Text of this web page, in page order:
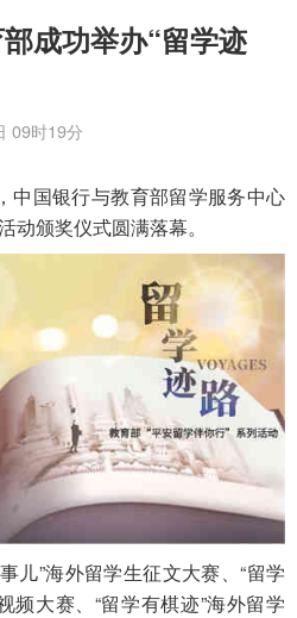
成功举办“留学迹
09时19分
中国银行与教育部留学服务中心
动颁奖仪式圆满落幕。
儿”海外留学生征文大赛、“留学
频大赛、“留学有棋迹”海外留学